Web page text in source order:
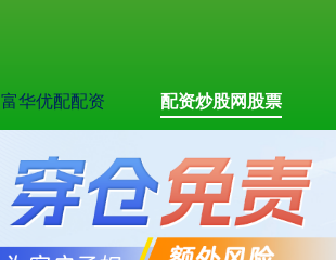
富华优配配资 配资炒股网股票